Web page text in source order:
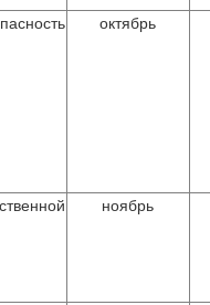
октябрь
ноябрь